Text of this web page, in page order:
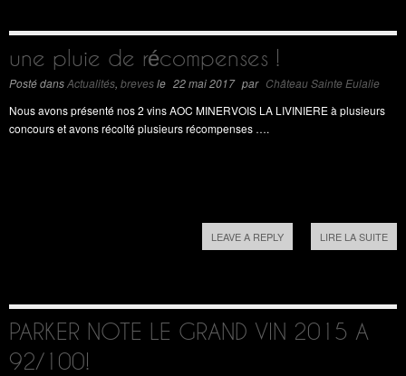
une pluie de récompenses !
Posté dansActualités, brevesle 22 mai 2017 par Château Sainte Eulalie
Nous avons présenté nos 2 vins AOC MINERVOIS LA LIVINIERE à plusieurs
concours et avons récolté plusieurs récompenses ….
LIRE LA SUITE
LEAVE A REPLY
PARKER NOTE LE GRAND VIN 2015 A
92/100!